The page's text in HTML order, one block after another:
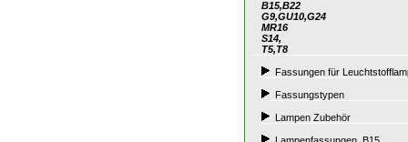
B15,B22
G9,GU10,G24
MR16
S14,
T5,T8
Fassungen für
Fassungstypen
Lampen Zubehör